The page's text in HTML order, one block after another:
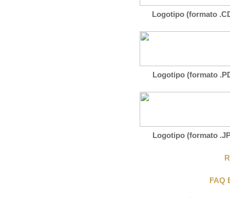
Logotipo (formato
Logotipo (formato
Logotipo (formato
FAQ